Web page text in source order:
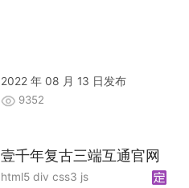
2022 年 08 月 13 日发布
9352
壹千年复古三端互通官网
html5 div css3 js